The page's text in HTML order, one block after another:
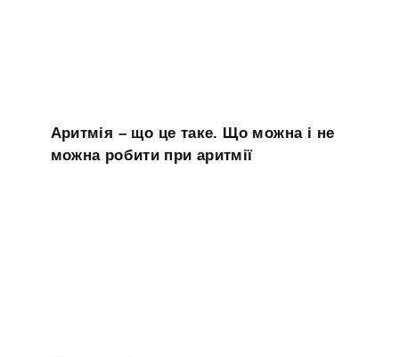
Аритмія – що це таке. Що можна і не
можна робити при аритмії